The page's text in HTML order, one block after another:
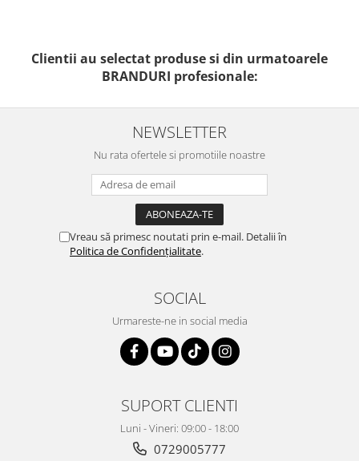
Clientii au selectat produse si din urmatoarele
BRANDURI profesionale:
NEWSLETTER
Nu rata ofertele si promotiile noastre
Vreau să primesc noutati prin e-mail. Detalii în
Politica de Confidențialitate.
SOCIAL
Urmareste-ne in social media
SUPORT CLIENTI
Luni - Vineri: 09:00 - 18:00
0729005777